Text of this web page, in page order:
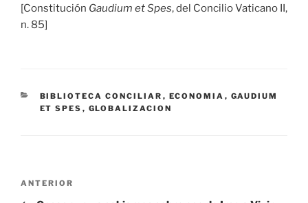
[Constitución Gaudium et Spes, del Concilio Vaticano II,
n. 85]
CATEGORÍAS
BIBLIOTECA CONCILIAR , ECONOMIA , GAUDIUM
ET SPES , GLOBALIZACION
Navegación
Entrada
ANTERIOR